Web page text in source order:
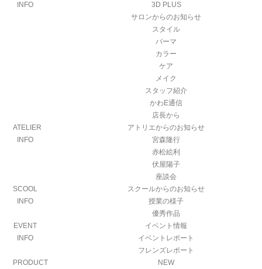
INFO
3D PLUS
サロンからのお知らせ
スタイル
パーマ
カラー
ケア
メイク
スタッフ紹介
かわE通信
店長から
ATELIER
INFO
アトリエからのお知らせ
宮森隆行
赤松絵利
伏屋陽子
座談会
SCOOL
INFO
スクールからのお知らせ
授業の様子
優秀作品
EVENT
INFO
イベント情報
イベントレポート
フレンズレポート
PRODUCT
NEW